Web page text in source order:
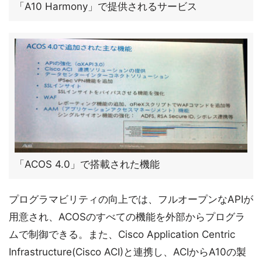
「A10 Harmony」で提供されるサービス
「ACOS 4.0」で搭載された機能
プログラマビリティの向上では、フルオープンなAPIが
用意され、ACOSのすべての機能を外部からプログラ
ムで制御できる。また、Cisco Application Centric
Infrastructure(Cisco ACI)と連携し、ACIからA10の製